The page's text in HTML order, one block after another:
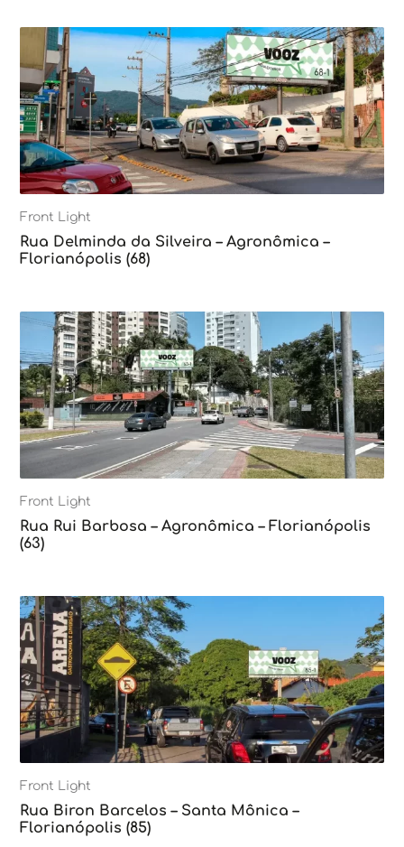
Front Light
Rua Delminda da Silveira – Agronômica –
Florianópolis (68)
Front Light
Rua Rui Barbosa – Agronômica – Florianópolis
(63)
Front Light
Rua Biron Barcelos – Santa Mônica –
Florianópolis (85)